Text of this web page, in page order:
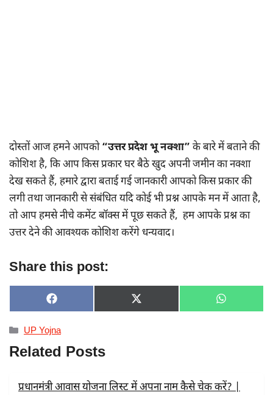
दोस्तों आज हमने आपको“उत्तर प्रदेश भू नक्शा” के बारे में बताने की
कोशिश है, कि आप किस प्रकार घर बैठे खुद अपनी जमीन का नक्शा
देख सकते हैं, हमारे द्वारा बताई गई जानकारी आपको किस प्रकार की
लगी तथा जानकारी से संबंधित यदि कोई भी प्रश्न आपके मन में आता है,
तो आप हमसे नीचे कमेंट बॉक्स में पूछ सकते हैं, हम आपके प्रश्न का
उत्तर देने की आवश्यक कोशिश करेंगे धन्यवाद।
Share this post:
SHARE
ON
F
A
E
B
O
SHARE
ON
X
(
R
SHARE
ON
W
H
Categories
UP Yojna
Related Posts
प्रधानमंत्री आवास योजना लिस्ट में अपना नाम कैसे चेक करें? |